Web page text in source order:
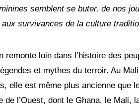
semblent se buter, de nos
survivances de la culture
remonte loin dans l’histoire des
et mythes du terroir. Au
elle est même plus ancienne que
de l’Ouest, dont le Ghana, le Mali,